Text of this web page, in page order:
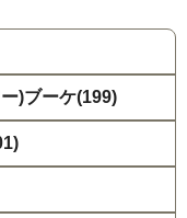
)ブーケ(199)